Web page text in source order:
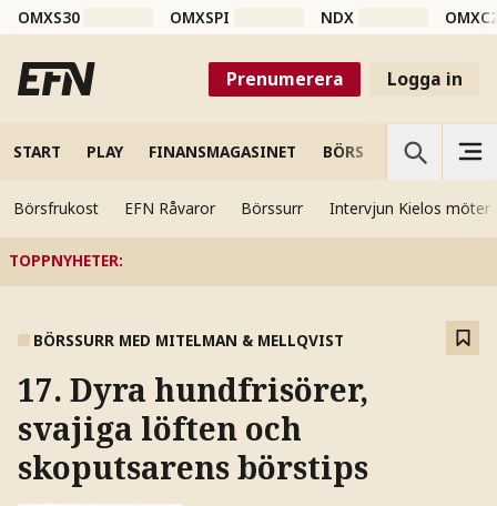
OMXS30 OMXSPI NDX
Prenumerera Logga in
START PLAY FINANSMAGASINET BÖRS VETENSKAP
Börsfrukost EFN Råvaror Börssurr Intervjun Kielos möter
TOPPNYHETER:
BÖRSSURR MED MITELMAN & MELLQVIST
17. Dyra hundfrisörer,
svajiga löften och
skoputsarens börstips